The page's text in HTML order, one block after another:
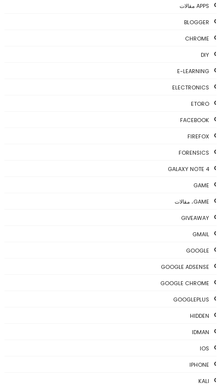
APPS مقالات
BLOGGER
CHROME
DIY
E-LEARNING
ELECTRONICS
ETORO
FACEBOOK
FIREFOX
FORENSICS
GALAXY NOTE 4
GAME
GAME، مقالات
GIVEAWAY
GMAIL
GOOGLE
GOOGLE ADSENSE
GOOGLE CHROME
GOOGLEPLUS
HIDDEN
IDMAN
IOS
IPHONE
KALI